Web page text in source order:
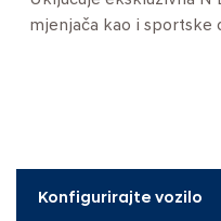
mjenjača kao i sportske
Konfigurirajte vozilo